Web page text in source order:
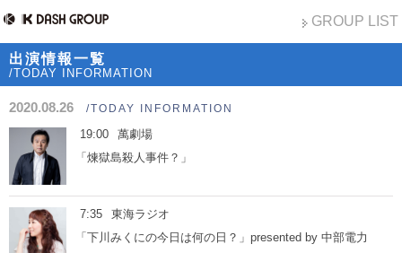
GROUP LIST
出演情報一覧
/TODAY INFORMATION
2020.08.26 /TODAY INFORMATION
19:00
萬劇場
「煉獄島殺人事件？」
7:35
東海ラジオ
「下川みくにの今日は何の日？」presented by 中部電力